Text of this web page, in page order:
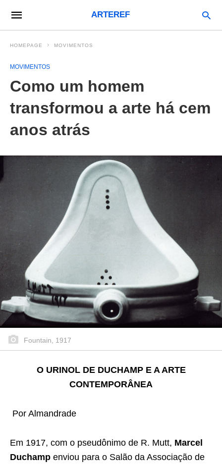
ARTEREF
HOMEPAGE MOVIMENTOS
MOVIMENTOS
Como um homem
transformou a arte há cem
anos atrás
Fountain, 1917
O URINOL DE DUCHAMP E A ARTE
CONTEMPORÂNEA
Por Almandrade
Em 1917, com o pseudônimo de R. Mutt, Marcel
Duchamp enviou para o Salão da Associação de